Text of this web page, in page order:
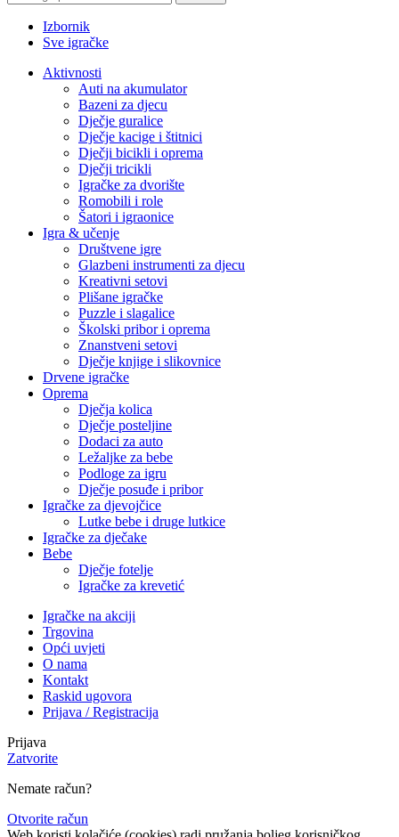
Izbornik
Sve igračke
Aktivnosti
Auti na akumulator
Bazeni za djecu
Dječje guralice
Dječje kacige i štitnici
Dječji bicikli i oprema
Dječji tricikli
Igračke za dvorište
Romobili i role
Šatori i igraonice
Igra & učenje
Društvene igre
Glazbeni instrumenti za djecu
Kreativni setovi
Plišane igračke
Puzzle i slagalice
Školski pribor i oprema
Znanstveni setovi
Dječje knjige i slikovnice
Drvene igračke
Oprema
Dječja kolica
Dječje posteljine
Dodaci za auto
Ležaljke za bebe
Podloge za igru
Dječje posuđe i pribor
Igračke za djevojčice
Lutke bebe i druge lutkice
Igračke za dječake
Bebe
Dječje fotelje
Igračke za krevetić
Igračke na akciji
Trgovina
Opći uvjeti
O nama
Kontakt
Raskid ugovora
Prijava / Registracija
Prijava
Zatvorite
Nemate račun?
Otvorite račun